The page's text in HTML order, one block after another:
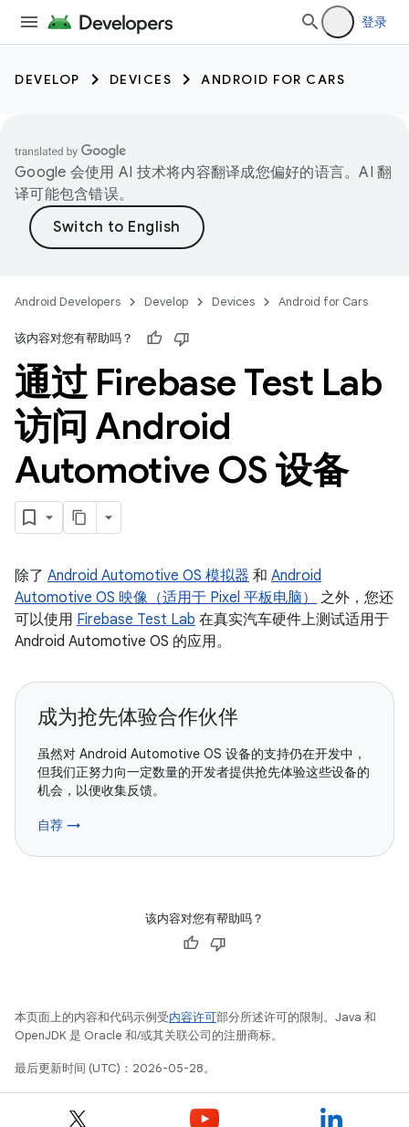
登录
DEVELOP DEVICES ANDROID FOR CARS
Google 会使用 AI 技术将内容翻译成您偏好的语言。AI 翻
译可能包含错误。
Android Developers Develop Devices Android for Cars
该内容对您有帮助吗？
通过 Firebase Test Lab
访问 Android
Automotive OS 设备
除了 Android Automotive OS 模拟器 和 Android
Automotive OS 映像（适用于 Pixel 平板电脑）
之外，您还
可以使用 Firebase Test Lab 在真实汽车硬件上测试适用于
Android Automotive OS 的应用。
成为抢先体验合作伙伴
虽然对 Android Automotive OS 设备的支持仍在开发中，
但我们正努力向一定数量的开发者提供抢先体验这些设备的
机会，以便收集反馈。
自荐 →
该内容对您有帮助吗？
本页面上的内容和代码示例受内容许可部分所述许可的限制。Java 和
OpenJDK 是 Oracle 和/或其关联公司的注册商标。
最后更新时间 (UTC)：2026-05-28。